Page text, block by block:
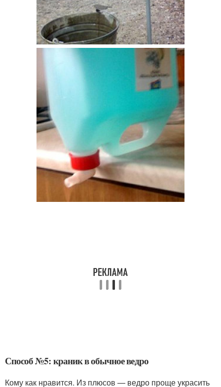
Способ №5: краник в обычное ведро
Кому как нравится. Из плюсов — ведро проще украсить